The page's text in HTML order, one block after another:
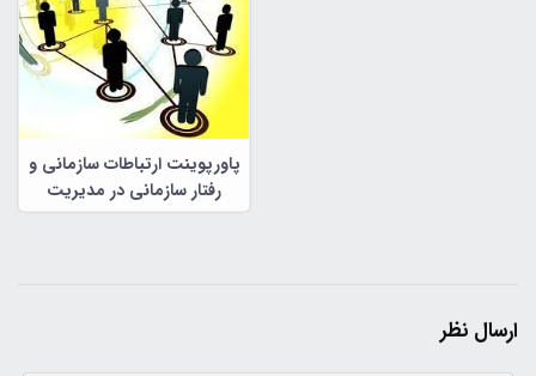
پاورپوینت ارتباطات سازمانی و
رفتار سازمانی در مدیریت
سازمانی
ارسال نظر